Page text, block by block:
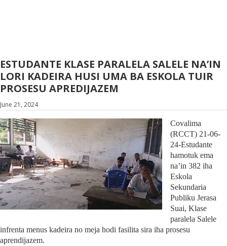
ESTUDANTE KLASE PARALELA SALELE NA’IN
LORI KADEIRA HUSI UMA BA ESKOLA TUIR
PROSESU APREDIJAZEM
June 21, 2024
Covalima
(RCCT) 21-06-
24-Estudante
hamotuk ema
na’in 382 iha
Eskola
Sekundaria
Publiku Jerasa
Suai, Klase
paralela Salele
infrenta menus kadeira no meja hodi fasilita sira iha prosesu
aprendijazem.